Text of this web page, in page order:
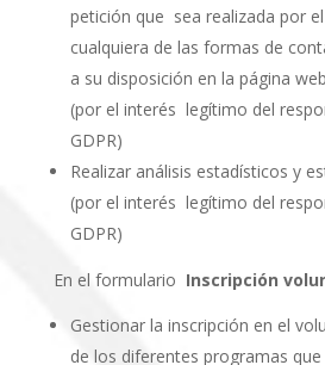
petición que sea realizada por
cualquiera de las formas de
a su disposición en la página
(por el interés legítimo del
GDPR)
Realizar análisis estadísticos y
(por el interés legítimo del
GDPR)
En el formulario Inscripción
Gestionar la inscripción en el
de los diferentes programas